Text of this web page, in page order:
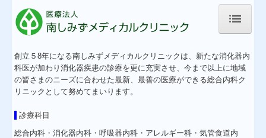
お知らせ
医師のご紹介
創立５8年になる南しみずメディカルクリニックは、新たな消化器内
科医が加わり消化器疾患の診療を更に充実させ、今まで以上に地域
の皆さまのニーズに合わせた最新、最善の医療ができる総合内科ク
リニックとして努めてまいります。
診療科目
総合内科・消化器内科・呼吸器内科・アレルギー科・気管食道内